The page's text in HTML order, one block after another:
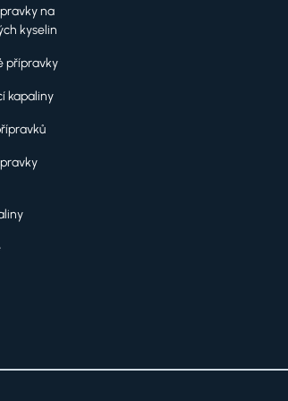
na
kyselin
přípravky
kapaliny